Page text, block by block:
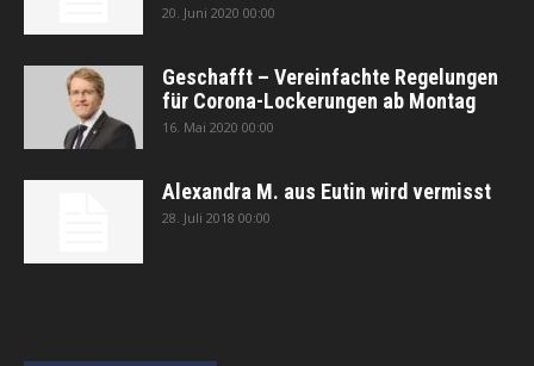
20. Juni 2020 00:00
Geschafft – Vereinfachte Regelungen
für Corona-Lockerungen ab Montag
16. Mai 2020 00:00
Alexandra M. aus Eutin wird vermisst
28. Juli 2018 00:00